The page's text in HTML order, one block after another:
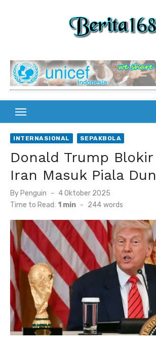
INTERNASIONAL SEPAKBOLA
Donald Trump
Iran Masuk Piala
By Penguin
Posted
on
4 Oktober 2025
Time to Read: 1 min - 244 words